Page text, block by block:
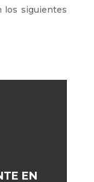
los siguientes
EN